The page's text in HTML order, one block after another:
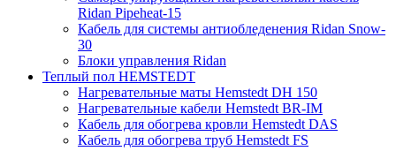
Ridan Pipeheat-15
Кабель для системы антиобледенения Ridan Snow-
30
Блоки управления Ridan
Теплый пол HEMSTEDT
Нагревательные маты Hemstedt DH 150
Нагревательные кабели Hemstedt BR-IM
Кабель для обогрева кровли Hemstedt DAS
Кабель для обогрева труб Hemstedt FS